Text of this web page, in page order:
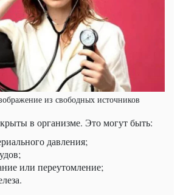
из свободных источников
в организме. Это могут быть:
давления;
или переутомление;